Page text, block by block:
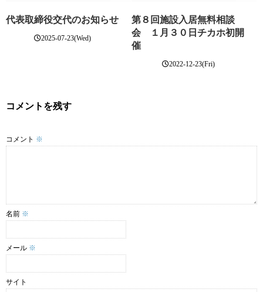
代表取締役交代のお知らせ
2025-07-23(Wed)
第８回施設入居無料相談
会 １月３０日チカホ初開
催
2022-12-23(Fri)
コメントを残す
コメント ※
名前 ※
メール ※
サイト